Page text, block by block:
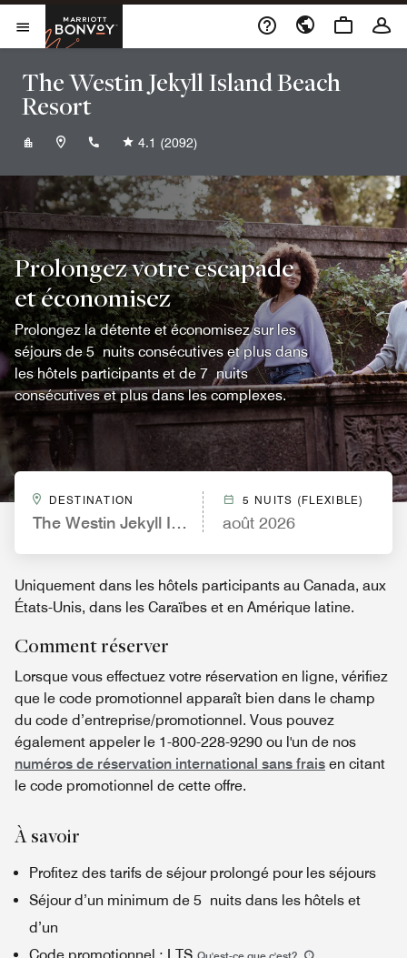
Skip to Content
Ouvrir le menu
Marriott Bonvoy
The Westin Jekyll Island Beach
Resort
+19126354545
4.1 (2092)
Prolongez votre escapade
et économisez
Prolongez la détente et économisez sur les
séjours de 5 nuits consécutives et plus dans
les hôtels participants et de 7 nuits
consécutives et plus dans les complexes.
DESTINATION
The Westin Jekyll Island Beach Resort
5 NUITS (FLEXIBLE)
août 2026
Uniquement dans les hôtels participants au Canada, aux
États-Unis, dans les Caraïbes et en Amérique latine.
Comment réserver
Lorsque vous effectuez votre réservation en ligne, vérifiez
que le code promotionnel apparaît bien dans le champ
du code d’entreprise/promotionnel. Vous pouvez
également appeler le 1-800-228-9290 ou l'un de nos
numéros de réservation international sans frais en citant
le code promotionnel de cette offre.
À savoir
Profitez des tarifs de séjour prolongé pour les séjours
Séjour d’un minimum de 5 nuits dans les hôtels et
d’un